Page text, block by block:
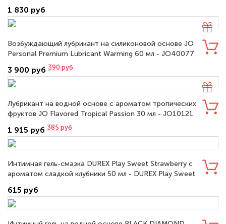
1 830 руб
Возбуждающий лубрикант на силиконовой основе JO
Personal Premium Lubricant Warming 60 мл - JO40077
3 900 руб 390 руб
Лубрикант на водной основе с ароматом тропических
фруктов JO Flavored Tropical Passion 30 мл - JO10121
1 915 руб 385 руб
Интимная гель-смазка DUREX Play Sweet Strawberry с
ароматом сладкой клубники 50 мл - DUREX Play Sweet
615 руб